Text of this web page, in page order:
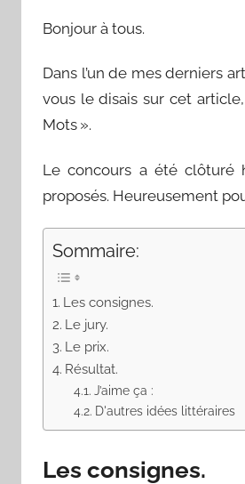
Bonjour à tous.
Dans l’un de mes derniers
vous le disais sur cet
Mots ».
Le concours a été clôturé
proposés. Heureusement
Sommaire:
Les consignes.
Le jury.
Le prix.
Résultat.
J’aime ça :
D'autres idées littéraires
Les consignes.